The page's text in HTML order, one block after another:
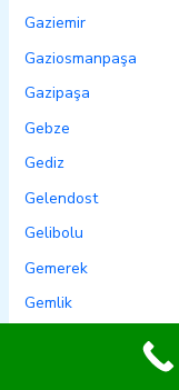
Gaziemir
Gaziosmanpaşa
Gazipaşa
Gebze
Gediz
Gelendost
Gelibolu
Gemerek
Gemlik